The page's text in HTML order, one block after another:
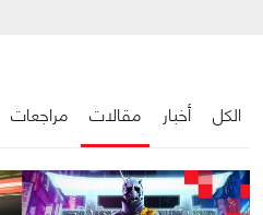
الكل أخبار مقالات مراجعات